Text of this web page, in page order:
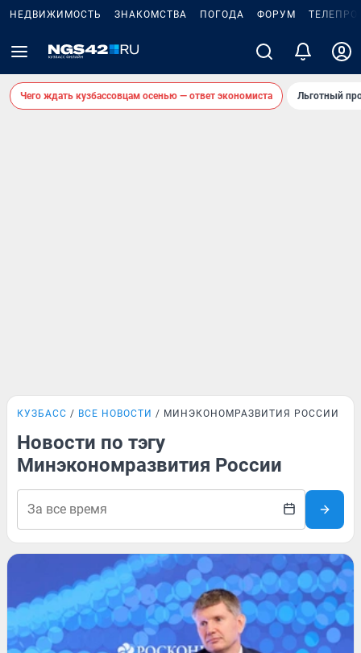
НЕДВИЖИМОСТЬ ЗНАКОМСТВА ПОГОДА ФОРУМ
Чего ждать кузбассовцам осенью — ответ экономиста Льготный
КУЗБАСС ВСЕ НОВОСТИ МИНЭКОНОМРАЗВИТИЯ РОССИИ
Новости по тэгу
Минэкономразвития России